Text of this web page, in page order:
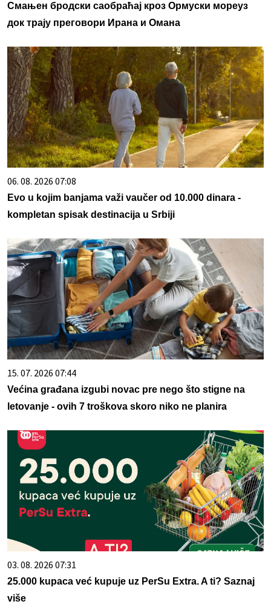
Смањен бродски саобраћај кроз Ормуски мореуз
док трају преговори Ирана и Омана
06. 08. 2026 07:08
Evo u kojim banjama važi vaučer od 10.000 dinara -
kompletan spisak destinacija u Srbiji
15. 07. 2026 07:44
Većina građana izgubi novac pre nego što stigne na
letovanje - ovih 7 troškova skoro niko ne planira
03. 08. 2026 07:31
25.000 kupaca već kupuje uz PerSu Extra. A ti? Saznaj
više